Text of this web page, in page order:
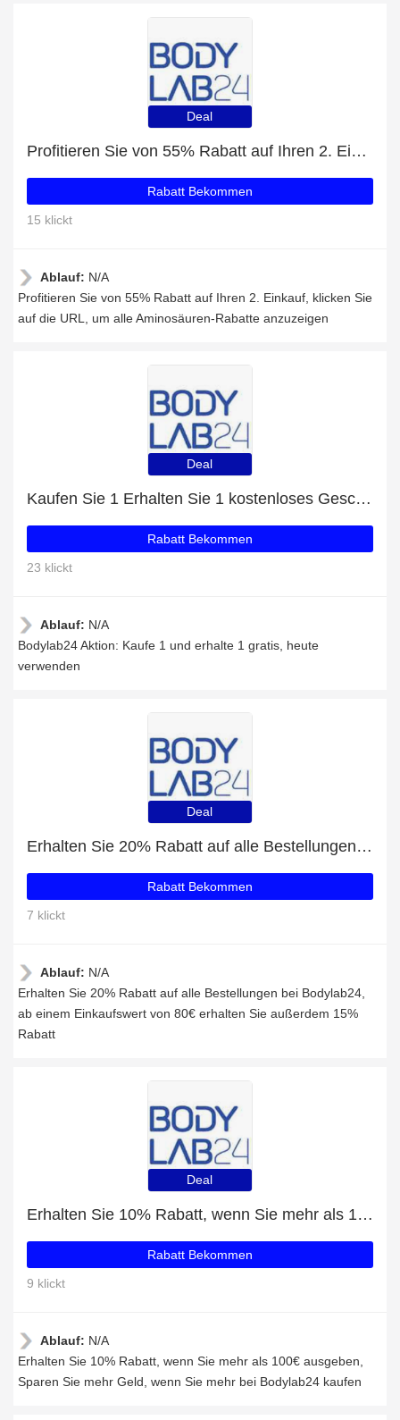
Deal
Profitieren Sie von 55% Rabatt auf Ihren 2. Einkauf
Rabatt Bekommen
15 klickt
Ablauf: N/A
Profitieren Sie von 55% Rabatt auf Ihren 2. Einkauf, klicken Sie
auf die URL, um alle Aminosäuren-Rabatte anzuzeigen
Deal
Kaufen Sie 1 Erhalten Sie 1 kostenloses Geschenk auf ausgewählte Artikel
Rabatt Bekommen
23 klickt
Ablauf: N/A
Bodylab24 Aktion: Kaufe 1 und erhalte 1 gratis, heute
verwenden
Deal
Erhalten Sie 20% Rabatt auf alle Bestellungen bei Bodylab24
Rabatt Bekommen
7 klickt
Ablauf: N/A
Erhalten Sie 20% Rabatt auf alle Bestellungen bei Bodylab24,
ab einem Einkaufswert von 80€ erhalten Sie außerdem 15%
Rabatt
Deal
Erhalten Sie 10% Rabatt, wenn Sie mehr als 100€ ausgeben
Rabatt Bekommen
9 klickt
Ablauf: N/A
Erhalten Sie 10% Rabatt, wenn Sie mehr als 100€ ausgeben,
Sparen Sie mehr Geld, wenn Sie mehr bei Bodylab24 kaufen